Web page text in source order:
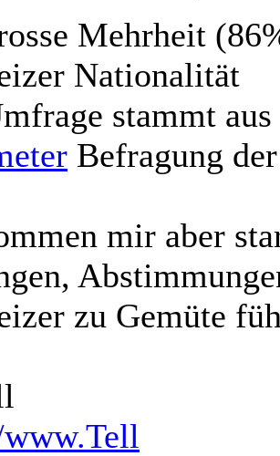
Mehrheit
Nationalität
stammt
Befragung
mir aber
zu Gemüte